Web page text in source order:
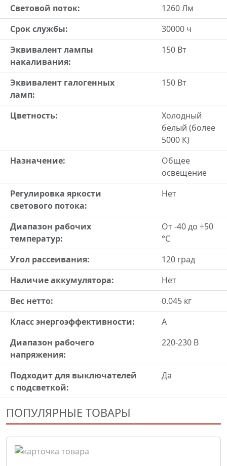
Световой поток:
1260 Лм
Срок службы:
30000 ч
Эквивалент лампы
накаливания:
150 Вт
Эквивалент галогенных
ламп:
150 Вт
Цветность:
Холодный
белый (более
5000 К)
Назначение:
Общее
освещение
Регулировка яркости
светового потока:
Нет
Диапазон рабочих
температур:
От -40 до +50
°С
Угол рассеивания:
120 град
Наличие аккумулятора:
Нет
Вес нетто:
0.045 кг
Класс энергоэффективности:
A
Диапазон рабочего
напряжения:
220-230 В
Подходит для выключателей
с подсветкой:
Да
ПОПУЛЯРНЫЕ ТОВАРЫ